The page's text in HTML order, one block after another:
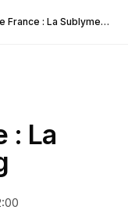
Drag Race France : La Sublyme Viewing
: La